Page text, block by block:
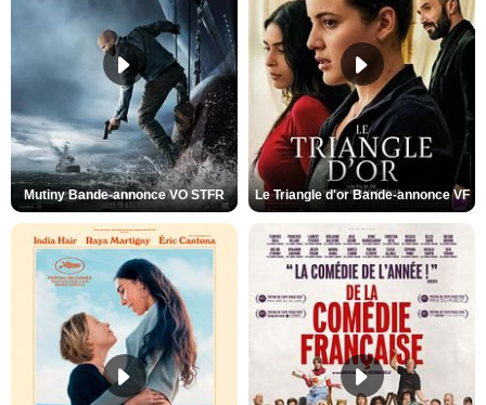
Mutiny Bande-annonce VO STFR Le Triangle d'or Bande-annonce VF